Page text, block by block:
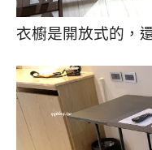
衣櫥是開放式的，